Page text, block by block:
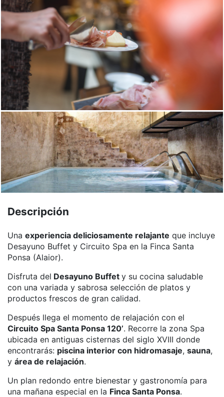
Descripción
Una experiencia deliciosamente relajante que incluye
Desayuno Buffet y Circuito Spa en la Finca Santa
Ponsa (Alaior).
Disfruta del Desayuno Buffet y su cocina saludable
con una variada y sabrosa selección de platos y
productos frescos de gran calidad.
Después llega el momento de relajación con el
Circuito Spa Santa Ponsa 120’. Recorre la zona Spa
ubicada en antiguas cisternas del siglo XVIII donde
encontrarás: piscina interior con hidromasaje, sauna,
y área de relajación.
Un plan redondo entre bienestar y gastronomía para
una mañana especial en la Finca Santa Ponsa.